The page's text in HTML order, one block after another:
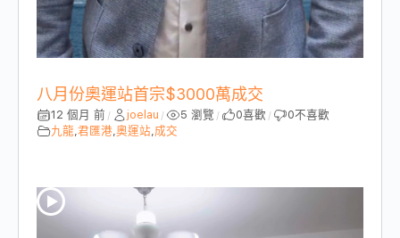
八月份奧運站首宗$3000萬成交
12 個月 前 / joelau / 5 瀏覽 / 0喜歡 / 0不喜歡
九龍,君匯港,奧運站,成交